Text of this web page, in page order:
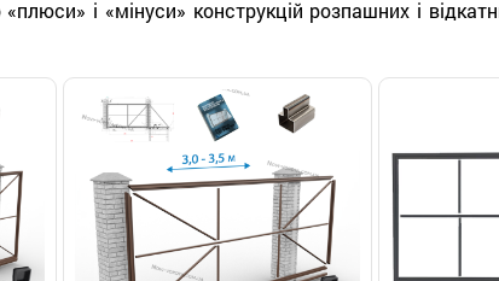
і «мінуси» конструкцій розпашних і